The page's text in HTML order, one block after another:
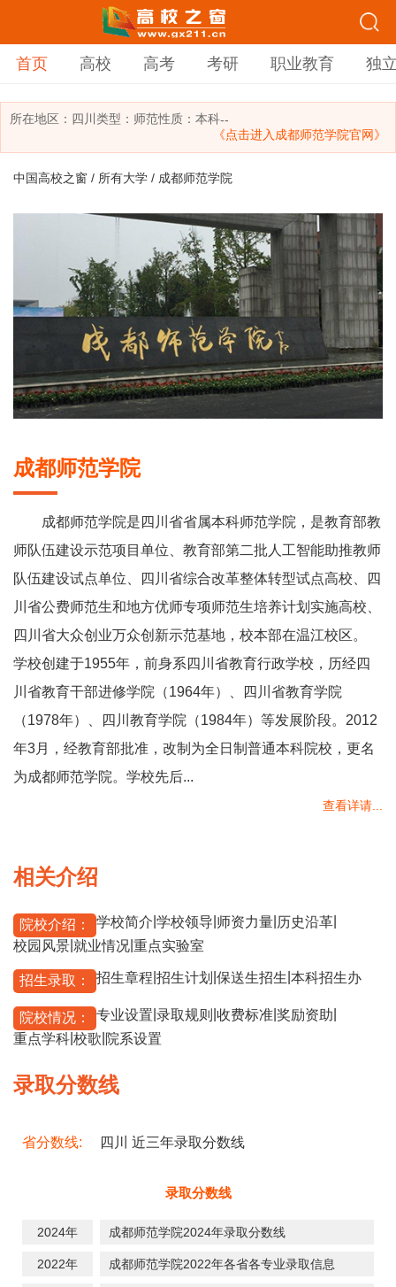
首页 高校 高考 考研 职业教育 独
所在地区： 四川 类型： 师范性质：本科--
《点击进入成都师范学院官网》
中国高校之窗 / 所有大学 / 成都师范学院
成都师范学院
成都师范学院是四川省省属本科师范学院，是教育部教
师队伍建设示范项目单位、教育部第二批人工智能助推教师
队伍建设试点单位、四川省综合改革整体转型试点高校、四
川省公费师范生和地方优师专项师范生培养计划实施高校、
四川省大众创业万众创新示范基地，校本部在温江校区。
学校创建于1955年，前身系四川省教育行政学校，历经四
川省教育干部进修学院（1964年）、四川省教育学院
（1978年）、四川教育学院（1984年）等发展阶段。2012
年3月，经教育部批准，改制为全日制普通本科院校，更名
为成都师范学院。学校先后...
查看详请...
相关介绍
院校介绍： 学校简介 学校领导 师资力量 历史沿革
校园风景 就业情况 重点实验室
招生录取： 招生章程 招生计划 保送生招生 本科招生办
院校情况： 专业设置 录取规则 收费标准 奖励资助
重点学科 校歌 院系设置
录取分数线
省分数线: 四川 近三年录取分数线
录取分数线
2024年 成都师范学院2024年录取分数线
2022年 成都师范学院2022年各省各专业录取信息